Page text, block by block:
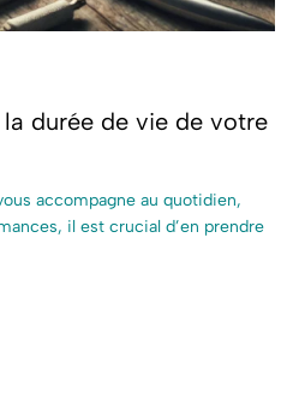
durée de vie de votre
accompagne au quotidien,
il est crucial d’en prendre